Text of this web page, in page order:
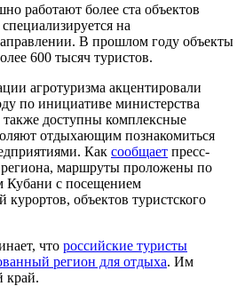
работают более ста объектов
на
В прошлом году объекты
600 тысяч туристов.
агротуризма акцентировали
по инициативе министерства
также доступны комплексные
отдыхающим познакомиться
Как сообщает пресс-
маршруты проложены по
Кубани с посещением
курортов, объектов туристского
что российские туристы
регион для отдыха. Им
край.